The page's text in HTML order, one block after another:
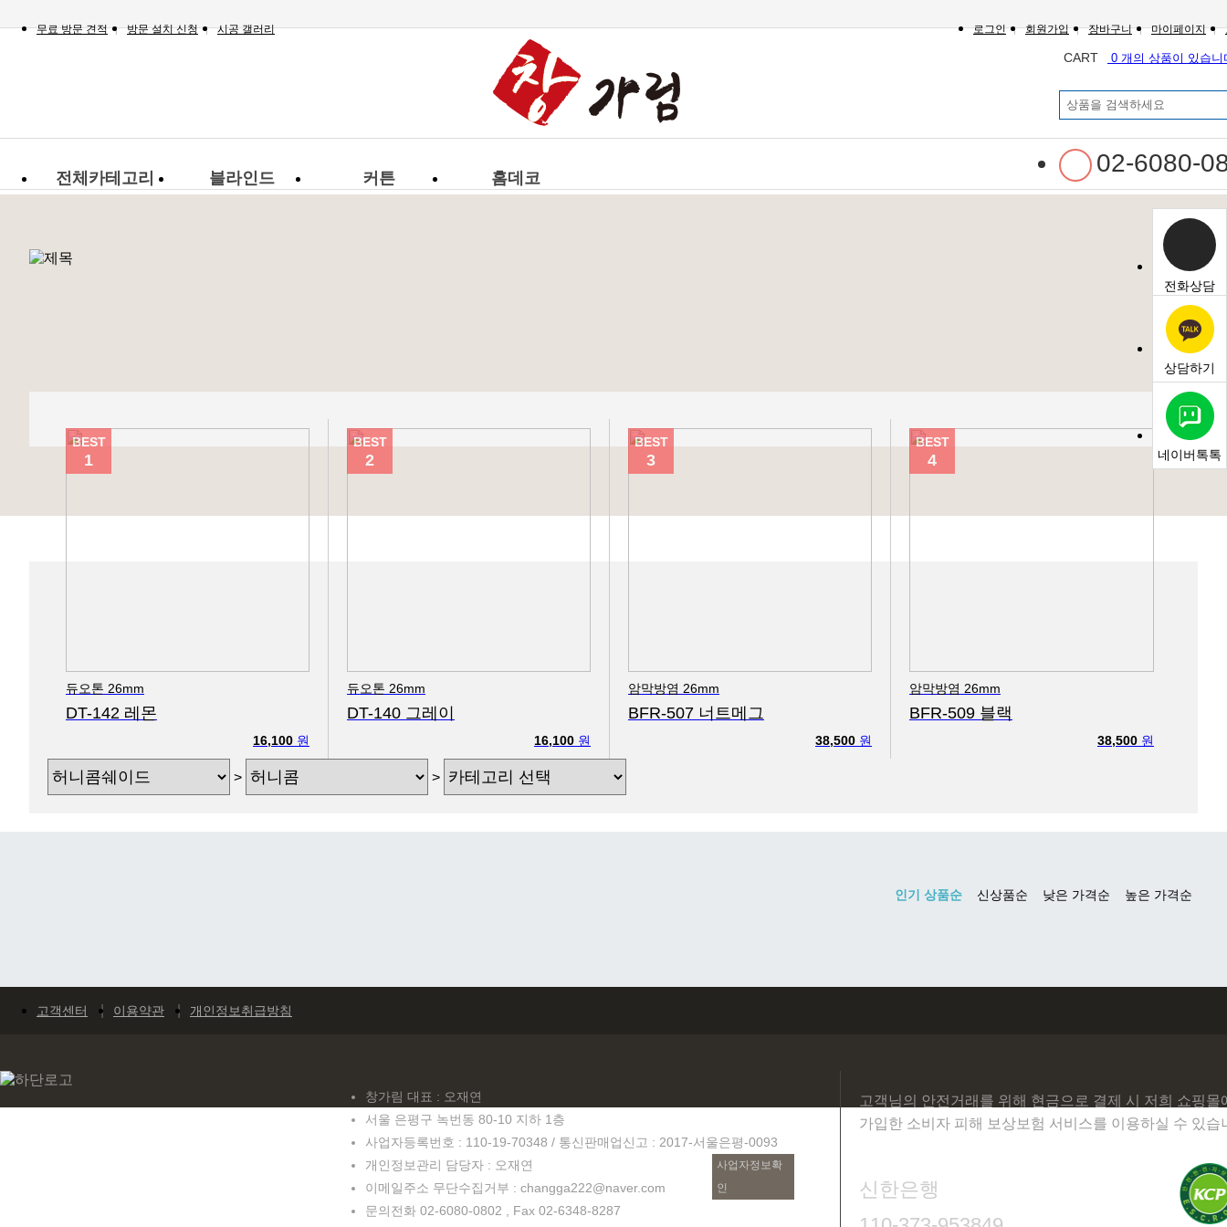
무료 방문 견적 방문 설치 신청 시공 갤러리 로그인 회원가입 장바구니 마이페이지
CART 0 개의 상품이 있습니
전화상담
상담하기
네이버톡톡
전체카테고리 블라인드 커튼 홈데코
02-6080-
BEST
1
듀오톤 26mm
DT-142 레몬
16,100 원
BEST
2
듀오톤 26mm
DT-140 그레이
16,100 원
BEST
3
암막방염 26mm
BFR-507 너트메그
38,500 원
BEST
4
암막방염 26mm
BFR-509 블랙
38,500 원
> >
고객센터 이용약관 개인정보취급방침
창가림 대표 : 오재연
서울 은평구 녹번동 80-10 지하 1층
사업자등록번호 : 110-19-70348 / 통신판매업신고 : 2017-서울은평-0093
사업자정보확
인
개인정보관리 담당자 : 오재연
이메일주소 무단수집거부 : changga222@naver.com
문의전화 02-6080-0802 , Fax 02-6348-8287
고객님의 안전거래를 위해 현금으로 결제 시 저희 쇼핑몰
가입한 소비자 피해 보상보험 서비스를 이용하실 수 있습
신한은행